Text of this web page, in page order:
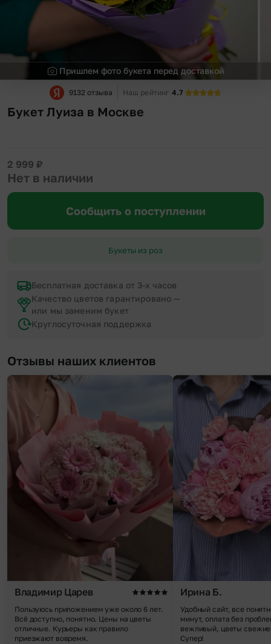
Пришлем фото букета перед доставкой
9132 отзыва Наш рейтинг 4.7
Букет Луиза в Москве
2 999 ₽
Нет в наличии
Сообщить о поступлении
Букеты из роз
Бесплатная доставка от 3-х часов
Качество цветов гарантировано —
или мы заменим букет
Круглосуточная поддержка
Отзывы наших клиентов
Владимир Царев
Пользуюсь приложением уже около 6 лет.
Всё доступно, понятно. Цены на цветы
отличные. Курьеры как правило
приезжают вовремя.
Ирина Б.
Удобный сайт, все
минут, оплата без
вежливый, цветы
Супер!